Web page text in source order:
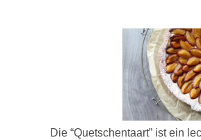
Die “Quetschentaart” ist ein